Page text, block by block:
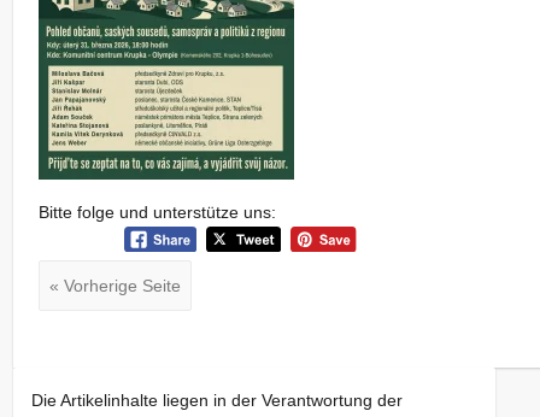
Bitte folge und unterstütze uns:
« Vorherige Seite
Die Artikelinhalte liegen in der Verantwortung der